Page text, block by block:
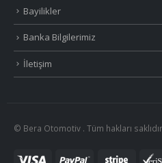
Bayilikler
Banka Bilgilerimiz
İletişim
© Bera Otomotiv . Tüm hakları